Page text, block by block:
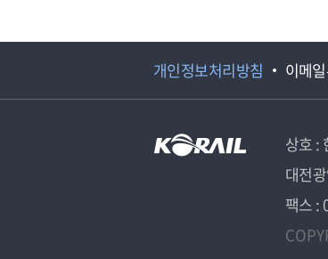
개인정보처리방침 이메
상호 :
대전
팩스 :